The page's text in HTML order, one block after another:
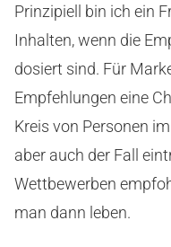
Prinzipiell bin ich ein
Inhalten, wenn die
dosiert sind. Für
Empfehlungen eine
Kreis von Personen
aber auch der Fall
Wettbewerben
man dann leben.